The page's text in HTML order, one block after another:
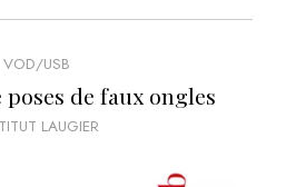
VOD/USB
de faux ongles
LAUGIER